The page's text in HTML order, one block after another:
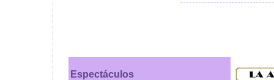
Espectáculos